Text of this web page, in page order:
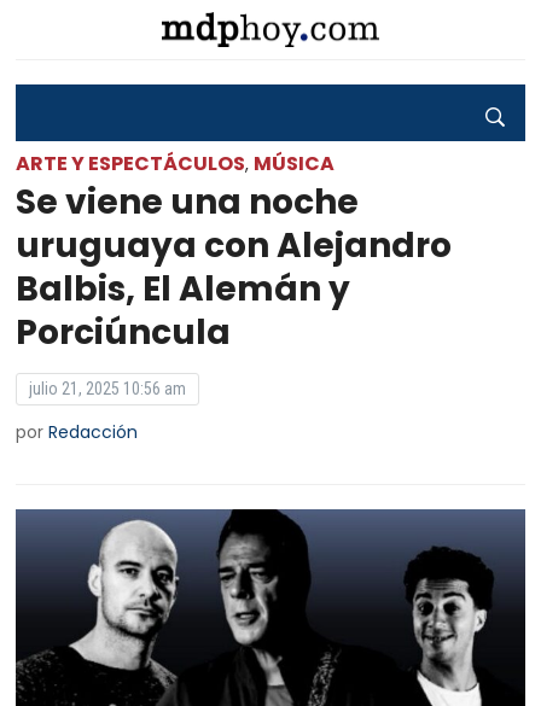
ARTE Y ESPECTÁCULOS, MÚSICA
Se viene una noche
uruguaya con Alejandro
Balbis, El Alemán y
Porciúncula
julio 21, 2025 10:56 am
porRedacción